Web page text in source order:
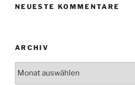
NEUESTE KOMMENTARE
ARCHIV